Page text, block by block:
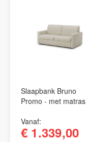
Slaapbank Bruno
Promo - met matras
Vanaf
€ 1.339,00